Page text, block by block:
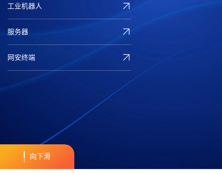
工业机器人
服务器
网安终端
向下滑